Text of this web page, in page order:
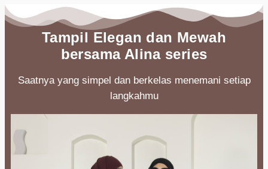
Tampil Elegan dan Mewah
bersama Alina series
Saatnya yang simpel dan berkelas menemani setiap
langkahmu